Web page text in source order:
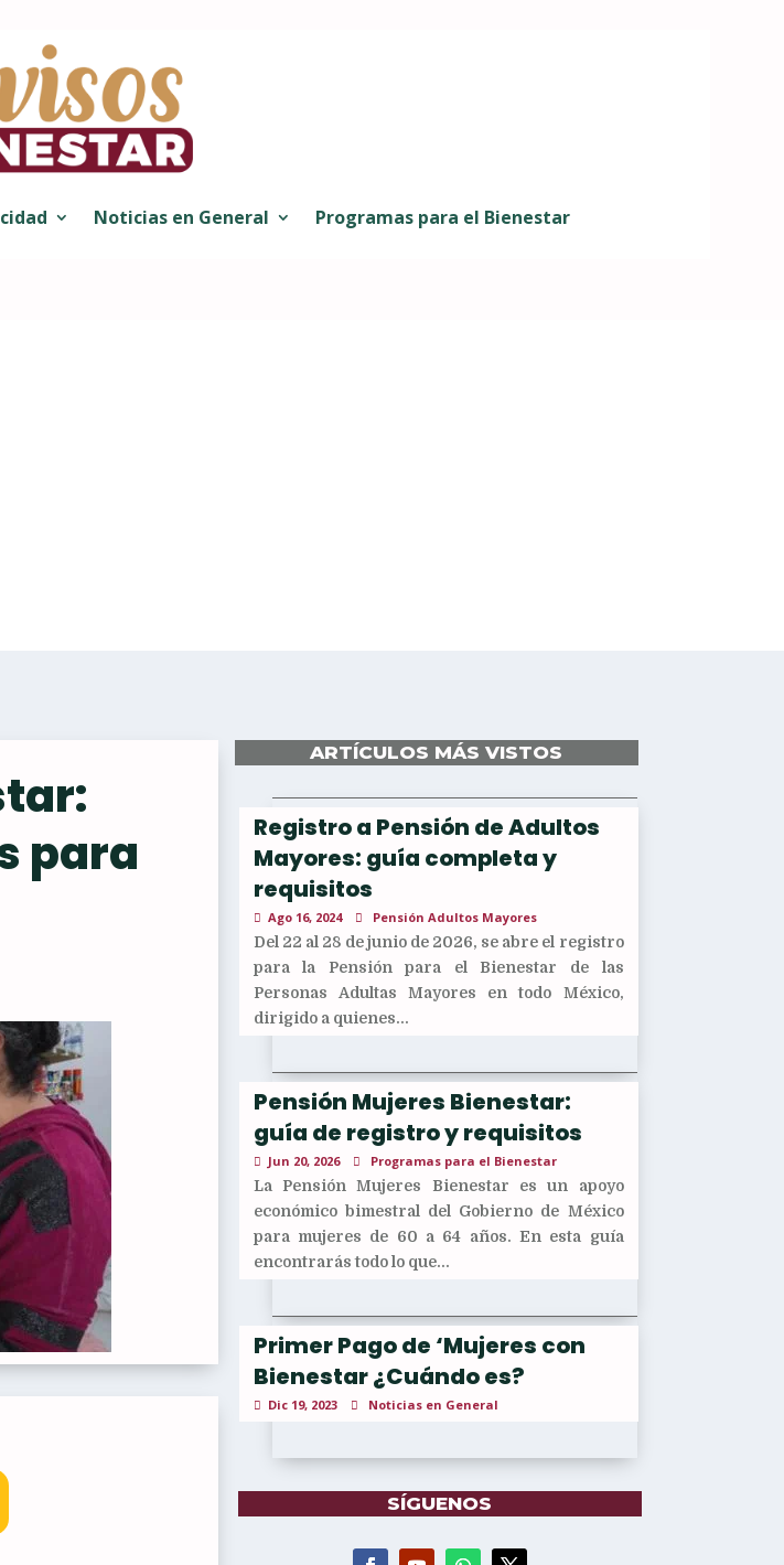
Noticias en General Programas para el Bienestar
para
ARTÍCULOS MÁS VISTOS
Registro a Pensión de Adultos
Mayores: guía completa y
requisitos
Ago 16, 2024 Pensión Adultos Mayores
Del 22 al 28 de junio de 2026, se abre el registro
para la Pensión para el Bienestar de las
Personas Adultas Mayores en todo México,
dirigido a quienes...
Pensión Mujeres Bienestar:
guía de registro y requisitos
Jun 20, 2026 Programas para el Bienestar
La Pensión Mujeres Bienestar es un apoyo
económico bimestral del Gobierno de México
para mujeres de 60 a 64 años. En esta guía
encontrarás todo lo que...
Primer Pago de ‘Mujeres con
Bienestar ¿Cuándo es?
Dic 19, 2023 Noticias en General
SÍGUENOS